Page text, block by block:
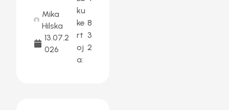
Mika
Hilska
13.07.2
026
ku
ke
rt
oj
a:
8
3
2